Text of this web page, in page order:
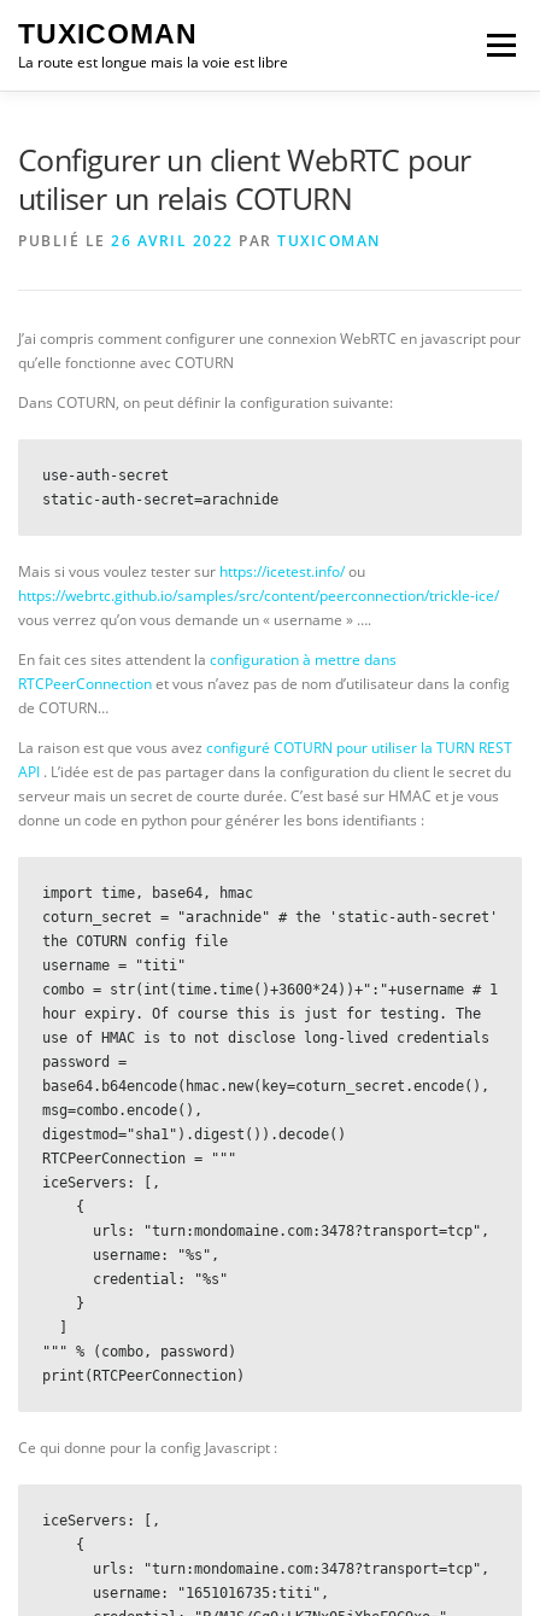
contenu
TUXICOMAN
La route est longue mais la voie est libre
Menu
Configurer un client WebRTC pour
utiliser un relais COTURN
PUBLIÉ LE 26 AVRIL 2022 PAR TUXICOMAN
J’ai compris comment configurer une connexion WebRTC en javascript pour
qu’elle fonctionne avec COTURN
Dans COTURN, on peut définir la configuration suivante:
use-auth-secret
static-auth-secret=arachnide
Mais si vous voulez tester sur https://icetest.info/ou
https://webrtc.github.io/samples/src/content/peerconnection/trickle-ice/
vous verrez qu’on vous demande un « username » ….
En fait ces sites attendent la configuration à mettre dans
RTCPeerConnectionet vous n’avez pas de nom d’utilisateur dans la config
de COTURN…
La raison est que vous avez configuré COTURN pour utiliser la TURN REST
API . L’idée est de pas partager dans la configuration du client le secret du
serveur mais un secret de courte durée. C’est basé sur HMAC et je vous
donne un code en python pour générer les bons identifiants :
import time, base64, hmac
coturn_secret = "arachnide" # the 'static-auth-secret'
the COTURN config file
username = "titi"
combo = str(int(time.time()+3600*24))+":"+username # 1
hour expiry. Of course this is just for testing. The
use of HMAC is to not disclose long-lived credentials
password =
base64.b64encode(hmac.new(key=coturn_secret.encode(),
msg=combo.encode(),
digestmod="sha1").digest()).decode()
RTCPeerConnection = """
iceServers: [,
""" % (combo, password)
print(RTCPeerConnection)
Ce qui donne pour la config Javascript :
iceServers: [,